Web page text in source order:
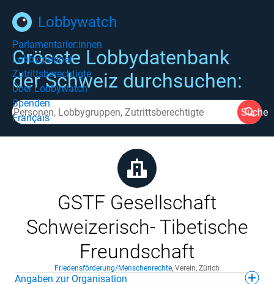
Lobbywatch
Parlamentarier:innen
Lobbygruppen
Zutrittsberechtigte
Über Lobbywatch
Spenden
Français
Grösste Lobbydatenbank
der Schweiz durchsuchen:
Suche
GSTF Gesellschaft
Schweizerisch- Tibetische
Freundschaft
Friedensförderung/Menschenrechte, Verein, Zürich
Angaben zur Organisation